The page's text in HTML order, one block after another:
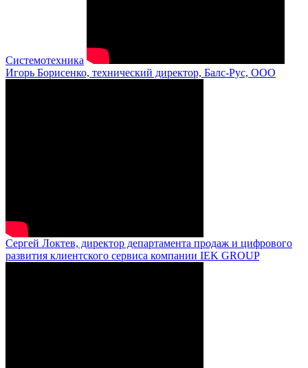
Системотехника
Игорь Борисенко, технический директор, Балс-Рус, ООО
Сергей Локтев, директор департамента продаж и цифрового
развития клиентского сервиса компании IEK GROUP